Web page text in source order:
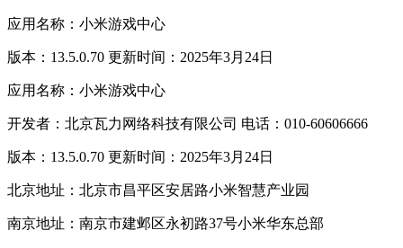
应用名称：小米游戏中心
版本：13.5.0.70 更新时间：2025年3月24日
应用名称：小米游戏中心
开发者：北京瓦力网络科技有限公司 电话：010-60606666
版本：13.5.0.70 更新时间：2025年3月24日
北京地址：北京市昌平区安居路小米智慧产业园
南京地址：南京市建邺区永初路37号小米华东总部